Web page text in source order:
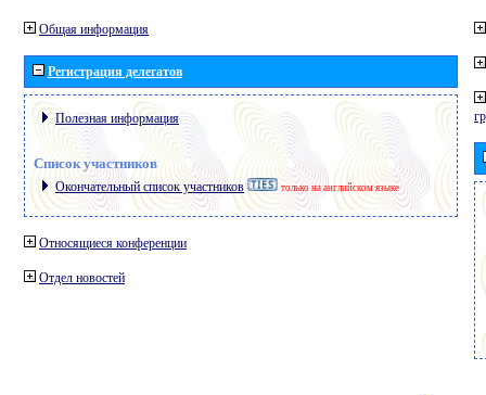
Общая информация
Регистрация делегатов
Полезная информация
Список участников
Окончательный список участников только на английском языке
Относящиеся конференции
Отдел новостей